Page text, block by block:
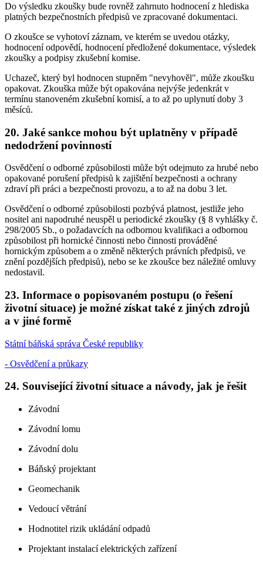
Do výsledku zkoušky bude rovněž zahrnuto hodnocení z hlediska
platných bezpečnostních předpisů ve zpracované dokumentaci.
O zkoušce se vyhotoví záznam, ve kterém se uvedou otázky,
hodnocení odpovědí, hodnocení předložené dokumentace, výsledek
zkoušky a podpisy zkušební komise.
Uchazeč, který byl hodnocen stupněm "nevyhověl", může zkoušku
opakovat. Zkouška může být opakována nejvýše jedenkrát v
termínu stanoveném zkušební komisí, a to až po uplynutí doby 3
měsíců.
20. Jaké sankce mohou být uplatněny v případě
nedodržení povinností
Osvědčení o odborné způsobilosti může být odejmuto za hrubé nebo
opakované porušení předpisů k zajištění bezpečnosti a ochrany
zdraví při práci a bezpečnosti provozu, a to až na dobu 3 let.
Osvědčení o odborné způsobilosti pozbývá platnost, jestliže jeho
nositel ani napodruhé neuspěl u periodické zkoušky (§ 8 vyhlášky č.
298/2005 Sb., o požadavcích na odbornou kvalifikaci a odbornou
způsobilost při hornické činnosti nebo činnosti prováděné
hornickým způsobem a o změně některých právních předpisů, ve
znění pozdějších předpisů), nebo se ke zkoušce bez náležité omluvy
nedostavil.
23. Informace o popisovaném postupu (o řešení
životní situace) je možné získat také z jiných zdrojů
a v jiné formě
Státní báňská správa České republiky
- Osvědčení a průkazy
24. Související životní situace a návody, jak je řešit
Závodní
Závodní lomu
Závodní dolu
Báňský projektant
Geomechanik
Vedoucí větrání
Hodnotitel rizik ukládání odpadů
Projektant instalací elektrických zařízení